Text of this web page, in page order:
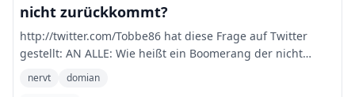
nicht zurückkommt?
http://twitter.com/Tobbe86 hat diese Frage auf Twitter
gestellt: AN ALLE: Wie heißt ein Boomerang der nicht
zurückkommt? Frage nervt followerpower domian
nervt
domian